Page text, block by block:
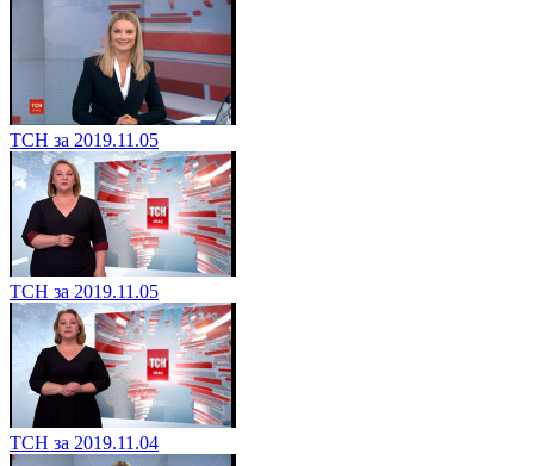
ТСН за 2019.11.05
ТСН за 2019.11.05
ТСН за 2019.11.04